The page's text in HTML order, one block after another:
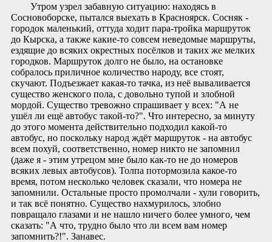
Утром узрел забавную ситуацию: находясь в
Сосновоборске, пытался выехать в Красноярск. Сосняк -
городок маленький, оттуда ходит пара-тройка маршруток
до Кырска, а также какие-то совсем неведомые маршруты,
ездящие до всяких окрестных посёлков и таких же мелких
городков. Маршруток долго не было, на остановке
собралось приличное количество народу, все стоят,
скучают. Подъезжает какая-то тачка, из неё вываливается
существо женского пола, с довольно тупой и злобной
мордой. Существо тревожно спрашивает у всех: "А не
ушёл ли ещё автобус такой-то?". Что интересно, за минуту
до этого момента действительно подходил какой-то
автобус, но поскольку народ ждёт маршруток - на автобус
всем похуй, соответственно, номер никто не запомнил
(даже я - этим утрецом мне было как-то не до номеров
всяких левых автобусов). Толпа потормозила какое-то
время, потом несколько человек сказали, что номера не
запомнили. Остальные просто промолчали - хули говорить,
и так всё понятно. Существо нахмурилось, злобно
повращало глазами и не нашло ничего более умного, чем
сказать: "А что, трудно было что ли всем вам номер
запомнить?!". Занавес.